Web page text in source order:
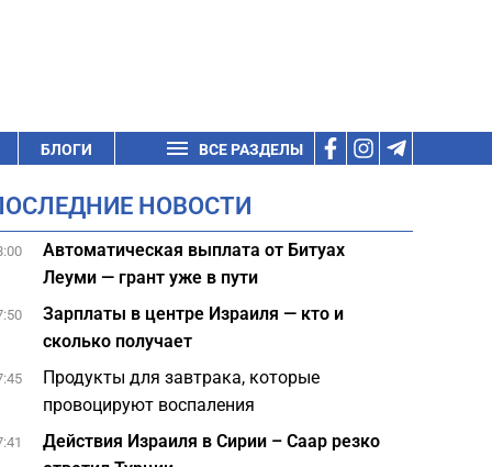
БЛОГИ ВСЕ РАЗДЕЛЫ
НОВОСТИ
Автоматическая выплата от Битуах
Леуми — грант уже в пути
Зарплаты в центре Израиля — кто и
сколько получает
Продукты для завтрака, которые
провоцируют воспаления
Действия Израиля в Сирии – Саар резко